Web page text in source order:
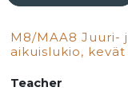
M8/MAA8 Juuri-
aikuislukio, kevät
Teacher